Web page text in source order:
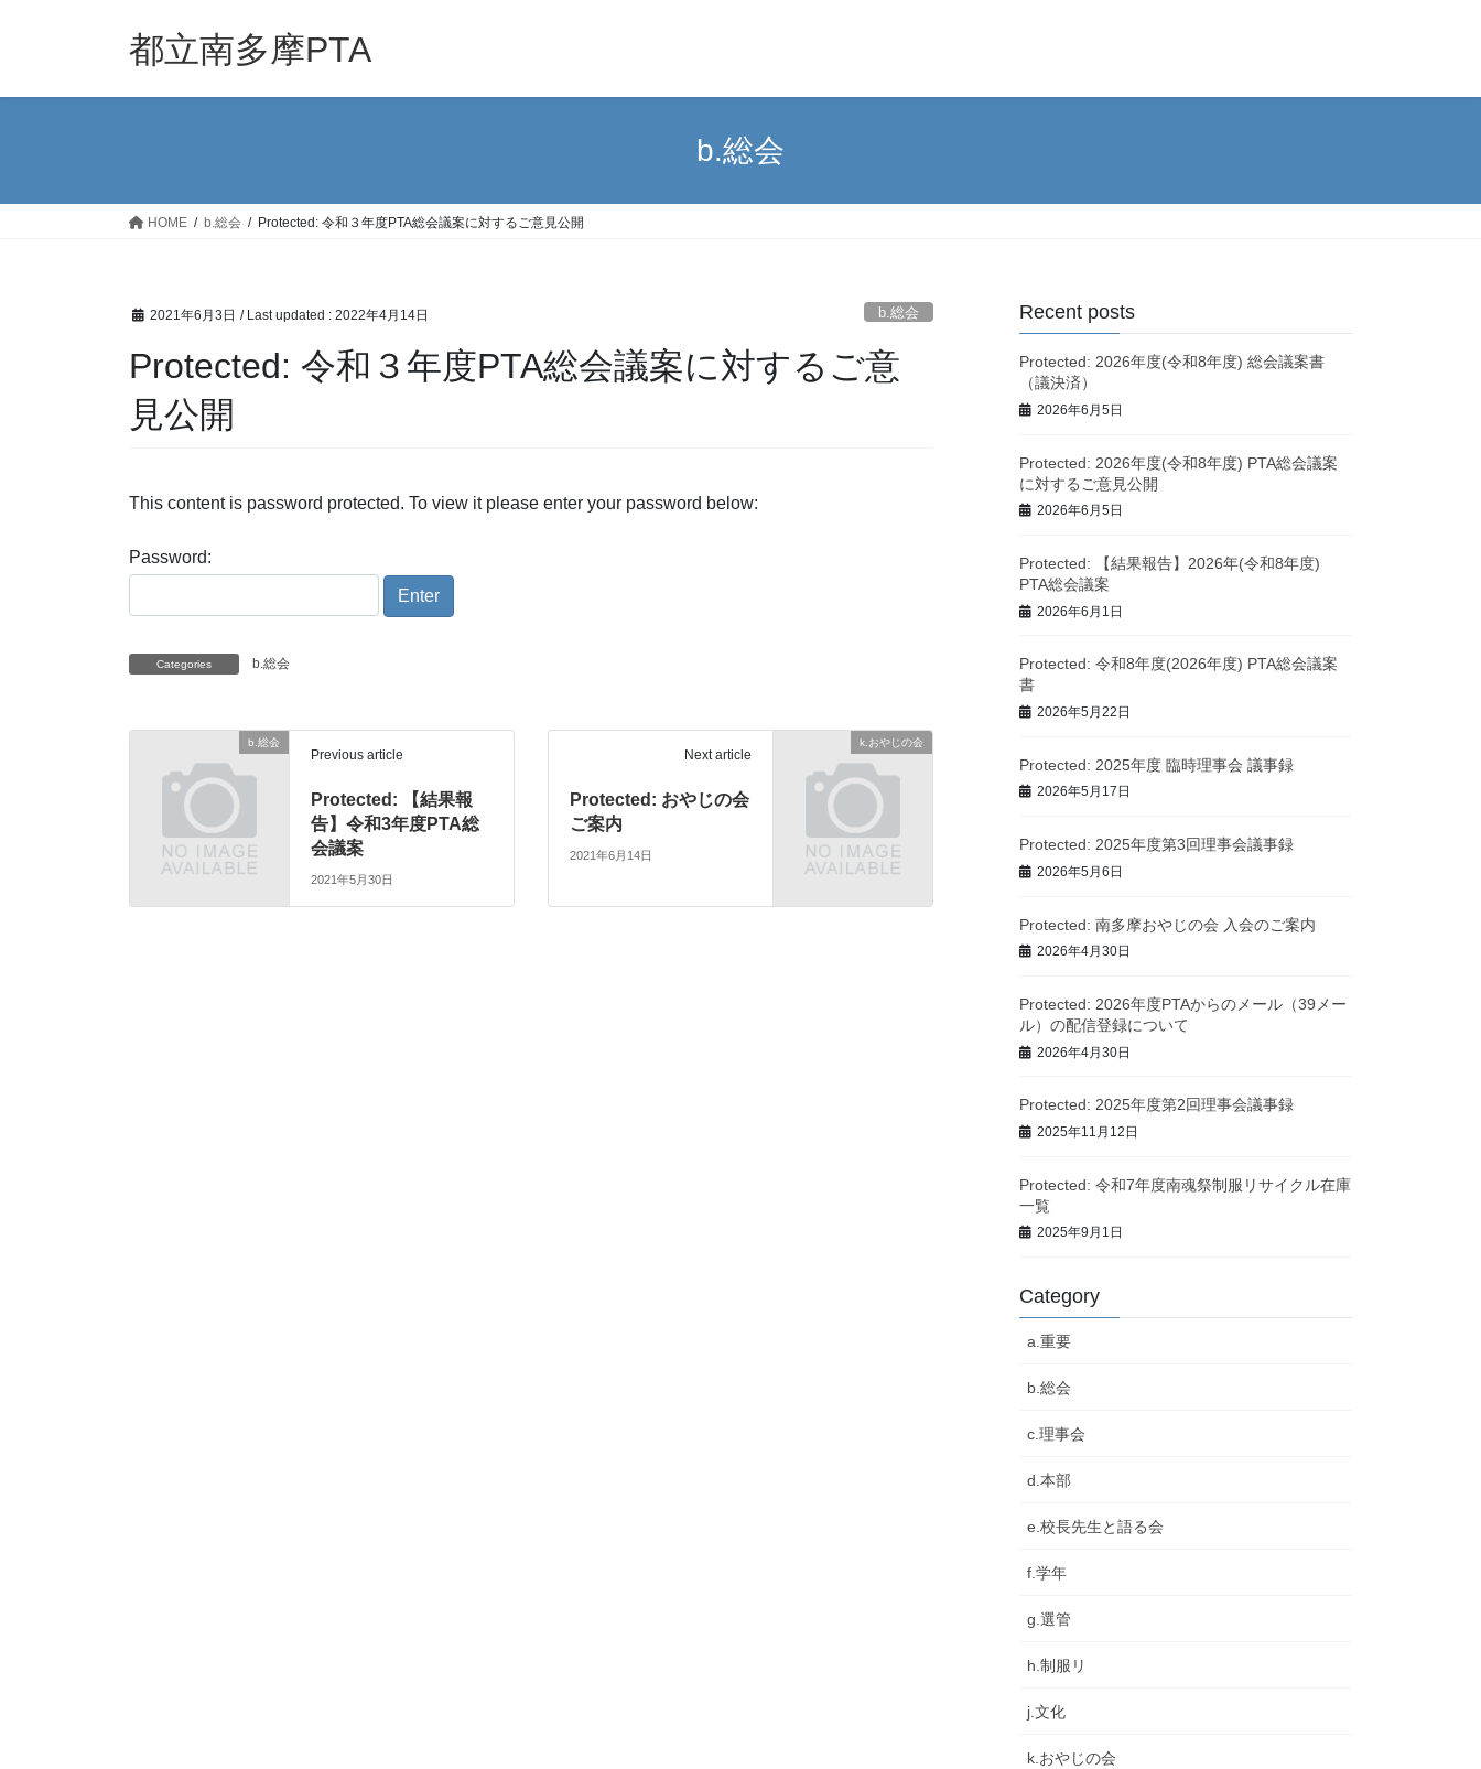
都立南多摩PTA
b.総会
HOME b.総会 Protected: 令和３年度PTA総会議案に対するご意見公開
2021年6月3日 / Last updated : 2022年4月14日 b.総会
Protected: 令和３年度PTA総会議案に対するご意
見公開
This content is password protected. To view it please enter your password below:
Password:
Categories b.総会
b.総会
Previous article
Protected: 【結果報
告】令和3年度PTA総
会議案
2021年5月30日
k.おやじの会
Next article
Protected: おやじの会
ご案内
2021年6月14日
Recent posts
Protected: 2026年度(令和8年度) 総会議案書
（議決済）
2026年6月5日
Protected: 2026年度(令和8年度) PTA総会議案
に対するご意見公開
2026年6月5日
Protected: 【結果報告】2026年(令和8年度)
PTA総会議案
2026年6月1日
Protected: 令和8年度(2026年度) PTA総会議案
書
2026年5月22日
Protected: 2025年度 臨時理事会 議事録
2026年5月17日
Protected: 2025年度第3回理事会議事録
2026年5月6日
Protected: 南多摩おやじの会 入会のご案内
2026年4月30日
Protected: 2026年度PTAからのメール（39メー
ル）の配信登録について
2026年4月30日
Protected: 2025年度第2回理事会議事録
2025年11月12日
Protected: 令和7年度南魂祭制服リサイクル在庫
一覧
2025年9月1日
Category
a.重要
b.総会
c.理事会
d.本部
e.校長先生と語る会
f.学年
g.選管
h.制服リ
j.文化
k.おやじの会